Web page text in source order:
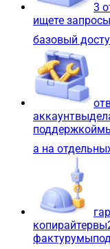
3
ищете
базовый
аккаунтвы
поддержкой
а на
копирайтервы
фактурумы